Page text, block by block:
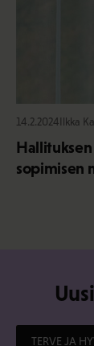
14.2.2024Ilkka
sopimisen
TERVE JA